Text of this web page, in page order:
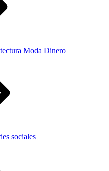
Moda Dinero
sociales